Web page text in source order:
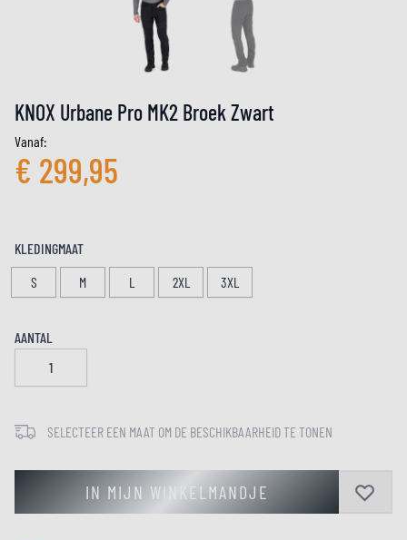
KNOX Urbane Pro MK2 Broek Zwart
Vanaf:
€ 299,95
KLEDINGMAAT
S
M L 2XL 3XL
AANTAL
SELECTEER EEN MAAT OM DE BESCHIKBAARHEID TE TONEN
IN MIJN WINKELMANDJE